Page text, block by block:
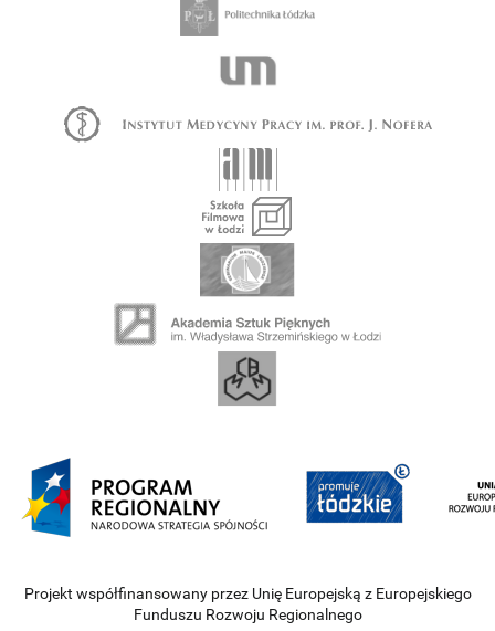
Projekt współfinansowany przez Unię Europejską z Europejskiego
Funduszu Rozwoju Regionalnego